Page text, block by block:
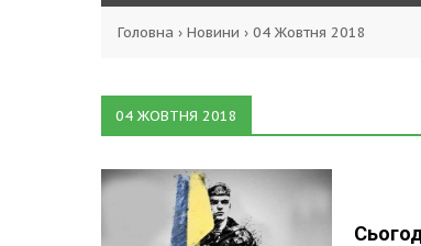
Головна › Новини › 04 Жовтня 2018
04 ЖОВТНЯ 2018